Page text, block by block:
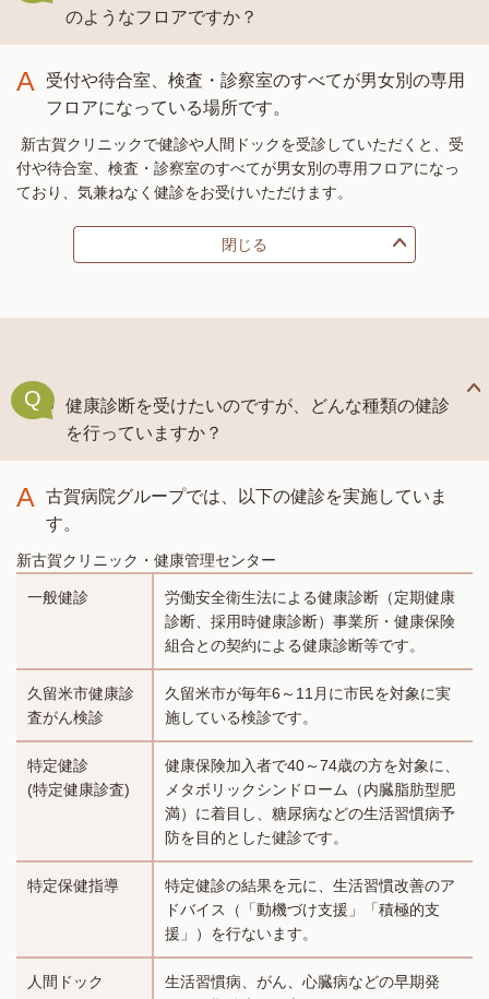
のようなフロアですか？
A
受付や待合室、検査・診察室のすべてが男女別の専用
フロアになっている場所です。
新古賀クリニックで健診や人間ドックを受診していただくと、受
付や待合室、検査・診察室のすべてが男女別の専用フロアになっ
ており、気兼ねなく健診をお受けいただけます。
閉じる
Q
健康診断を受けたいのですが、どんな種類の健診
を行っていますか？
A
古賀病院グループでは、以下の健診を実施していま
す。
新古賀クリニック・健康管理センター
一般健診
労働安全衛生法による健康診断（定期健康
診断、採用時健康診断）事業所・健康保険
組合との契約による健康診断等です。
久留米市健康診
査がん検診
久留米市が毎年6～11月に市民を対象に実
施している検診です。
特定健診
(特定健康診査)
健康保険加入者で40～74歳の方を対象に、
メタボリックシンドローム（内臓脂肪型肥
満）に着目し、糖尿病などの生活習慣病予
防を目的とした健診です。
特定保健指導
特定健診の結果を元に、生活習慣改善のア
ドバイス（「動機づけ支援」「積極的支
援」）を行ないます。
人間ドック
生活習慣病、がん、心臓病などの早期発